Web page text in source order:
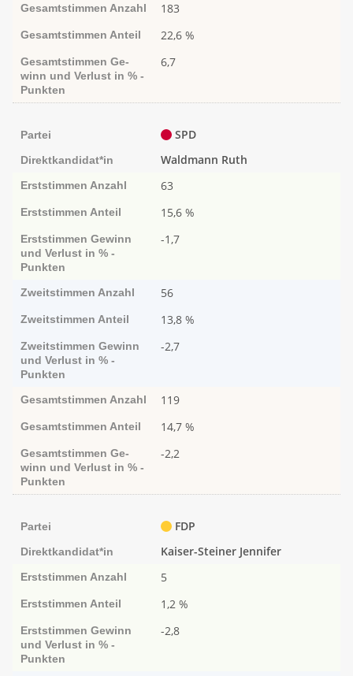
Gesamtstimmen Anzahl 183
Gesamtstimmen Anteil 22,6 %
Gesamtstimmen Ge­­
winn und Ver­­lust in % -
Punk­ten
6,7
Partei SPD
Direktkandidat*in Waldmann Ruth
Erststimmen Anzahl 63
Erststimmen Anteil 15,6 %
Erststimmen Ge­­winn
und Ver­­lust in % -
Punk­ten
-1,7
Zweitstimmen Anzahl 56
Zweitstimmen Anteil 13,8 %
Zweitstimmen Ge­­winn
und Ver­­lust in % -
Punk­ten
-2,7
Gesamtstimmen Anzahl 119
Gesamtstimmen Anteil 14,7 %
Gesamtstimmen Ge­­
winn und Ver­­lust in % -
Punk­ten
-2,2
Partei FDP
Direktkandidat*in Kaiser-Steiner Jennifer
Erststimmen Anzahl 5
Erststimmen Anteil 1,2 %
Erststimmen Ge­­winn
und Ver­­lust in % -
Punk­ten
-2,8